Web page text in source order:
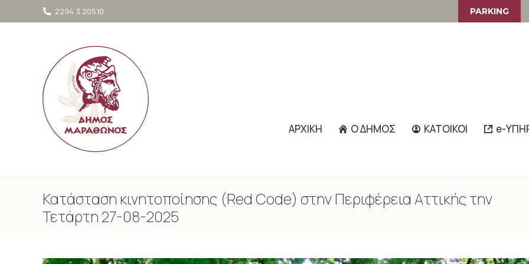
περιεχόμενο2294 3 20510 PARKING
ΑΡΧΙΚΗ Ο ΔΗΜΟΣ ΚΑΤΟΙΚΟΙ e-
Κατάσταση κινητοποίησης (Red Code) στην Περιφέρεια Αττικής την
Τετάρτη 27-08-2025